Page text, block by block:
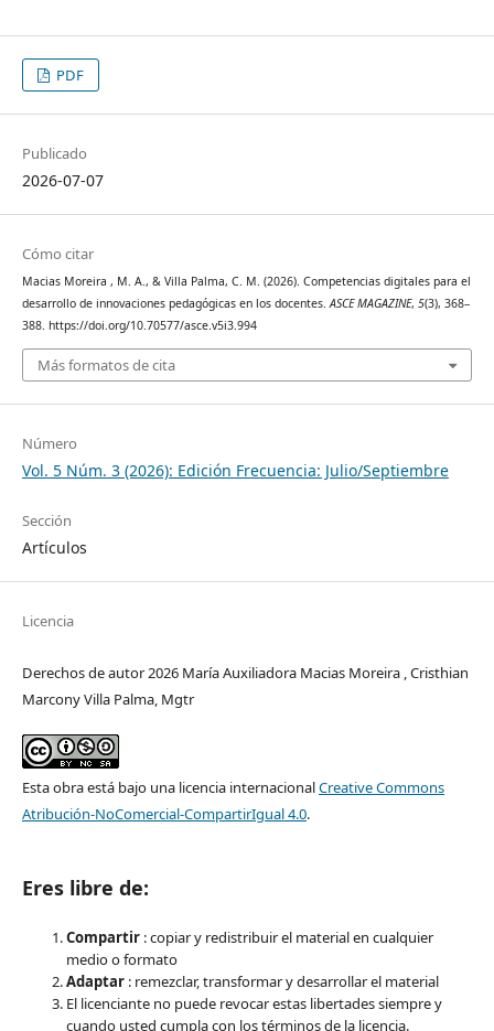
PDF
Publicado
2026-07-07
Cómo citar
Macias Moreira , M. A., & Villa Palma, C. M. (2026). Competencias digitales para el
desarrollo de innovaciones pedagógicas en los docentes.ASCE MAGAZINE, 5(3), 368–
388. https://doi.org/10.70577/asce.v5i3.994
Más formatos de cita
Número
Vol. 5 Núm. 3 (2026): Edición Frecuencia: Julio/Septiembre
Sección
Artículos
Licencia
Derechos de autor 2026 María Auxiliadora Macias Moreira , Cristhian
Marcony Villa Palma, Mgtr
Esta obra está bajo una licencia internacionalCreative Commons
Atribución-NoComercial-CompartirIgual 4.0.
Eres libre de:
Compartir : copiar y redistribuir el material en cualquier
medio o formato
Adaptar : remezclar, transformar y desarrollar el material
El licenciante no puede revocar estas libertades siempre y
cuando usted cumpla con los términos de la licencia.